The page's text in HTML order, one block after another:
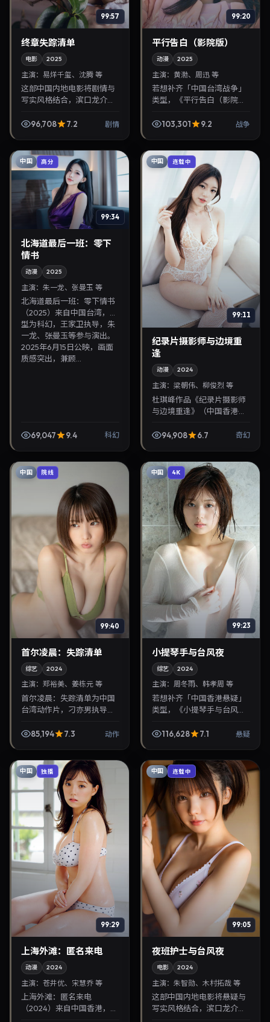
99:57
终章失踪清单
电影 2025
主演： 易烊千玺、沈腾 等
这部中国内地电影将剧情与
写实风格结合，滨口龙介掌
角。2025年4月16日与观众
96,708 7.2 剧情
99:20
平行告白（影院版）
动漫 2025
主演：黄渤、周迅 等
若想补齐「中国台湾战争」
类型，《平行告白（影院
导演，黄渤、周迅主演，
103,301 9.2 战争
中国 高分
99:34
北海道最后一班：零下
情书
动漫 2025
主演： 朱一龙、张曼玉 等
北海道最后一班：零下情书
（2025）来自中国台湾，类
型为科幻，王家卫执导，朱
一龙、张曼玉等参与演出。
2025年6月15日公映，画面
质感突出，兼顾...
69,047 9.4 科幻
中国 连载中
99:11
纪录片摄影师与边境重
逢
动漫 2024
主演：梁朝伟、柳俊烈 等
杜琪峰作品《纪录片摄影师
与边境重逢》（中国香港·奇
衔，2024年6月11日正式上
94,908 6.7 奇幻
中国 院线
99:40
首尔凌晨：失踪清单
综艺 2024
主演： 郑裕美、姜栋元 等
首尔凌晨：失踪清单为中国
台湾动作片，刁亦男执导，
2024年1月13日首映，讲述
85,194 7.3 动作
中国 4K
99:23
小提琴手与台风夜
综艺 2024
主演：周冬雨、韩孝周 等
若想补齐「中国香港悬疑」
类型，《小提琴手与台风
演，周冬雨、韩孝周主演，
116,628 7.1 悬疑
中国 独播
99:29
上海外滩：匿名来电
动漫 2024
主演： 苍井优、宋慧乔 等
上海外滩：匿名来电
（2024）来自中国香港，类
中国 连载中
99:05
夜班护士与台风夜
电影 2024
主演：朱智勋、木村拓哉 等
这部中国内地电影将悬疑与
写实风格结合，滨口龙介掌